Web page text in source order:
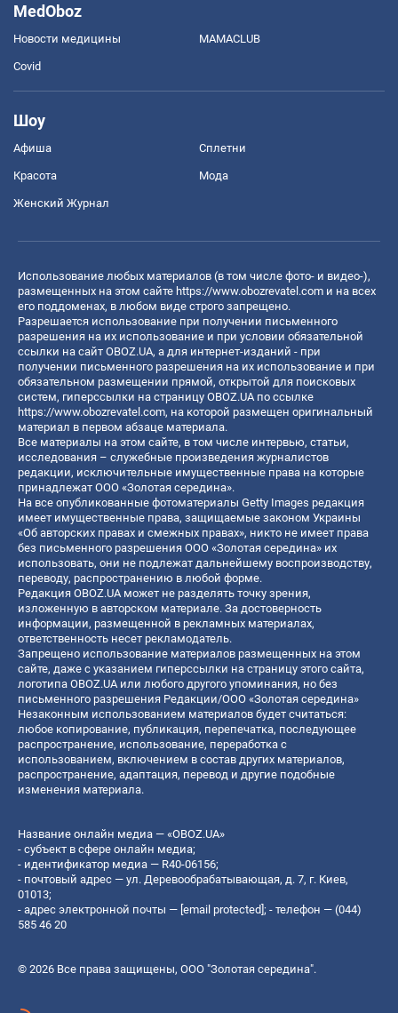
MedOboz
Новости медицины MAMACLUB
Covid
Шоу
Афиша Сплетни
Красота Мода
Женский Журнал
Использование любых материалов (в том числе фото- и видео-),
размещенных на этом сайте https://www.obozrevatel.com и на всех
его поддоменах, в любом виде строго запрещено.
Разрешается использование при получении письменного
разрешения на их использование и при условии обязательной
ссылки на сайт OBOZ.UA, а для интернет-изданий - при
получении письменного разрешения на их использование и при
обязательном размещении прямой, открытой для поисковых
систем, гиперссылки на страницу OBOZ.UA по ссылке
https://www.obozrevatel.com, на которой размещен оригинальный
материал в первом абзаце материала.
Все материалы на этом сайте, в том числе интервью, статьи,
исследования – служебные произведения журналистов
редакции, исключительные имущественные права на которые
принадлежат ООО «Золотая середина».
На все опубликованные фотоматериалы Getty Images редакция
имеет имущественные права, защищаемые законом Украины
«Об авторских правах и смежных правах», никто не имеет права
без письменного разрешения ООО «Золотая середина» их
использовать, они не подлежат дальнейшему воспроизводству,
переводу, распространению в любой форме.
Редакция OBOZ.UA может не разделять точку зрения,
изложенную в авторском материале. За достоверность
информации, размещенной в рекламных материалах,
ответственность несет рекламодатель.
Запрещено использование материалов размещенных на этом
сайте, даже с указанием гиперссылки на страницу этого сайта,
логотипа OBOZ.UA или любого другого упоминания, но без
письменного разрешения Редакции/ООО «Золотая середина»
Незаконным использованием материалов будет считаться:
любое копирование, публикация, перепечатка, последующее
распространение, использование, переработка с
использованием, включением в состав других материалов,
распространение, адаптация, перевод и другие подобные
изменения материала.
Название онлайн медиа — «OBOZ.UA»
- субъект в сфере онлайн медиа;
- идентификатор медиа — R40-06156;
- почтовый адрес — ул. Деревообрабатывающая, д. 7, г. Киев,
01013;
- адрес электронной почты — [email protected]; - телефон — (044)
585 46 20
© 2026 Все права защищены, ООО "Золотая середина".